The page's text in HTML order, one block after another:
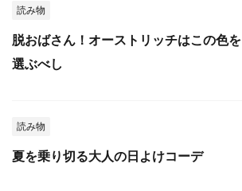
読み物
脱おばさん！オーストリッチはこの色を
選ぶべし
読み物
夏を乗り切る大人の日よけコーデ